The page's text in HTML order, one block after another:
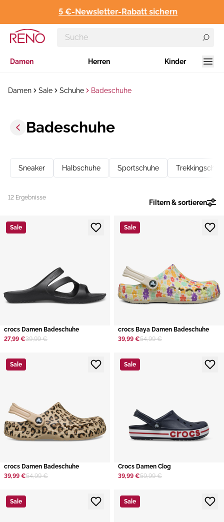
5 €-Newsletter-Rabatt sichern
Damen Herren Kinder
Damen Sale Schuhe Badeschuhe
Badeschuhe
Sneaker Halbschuhe Sportschuhe
Filtern & sortieren
12 Ergebnisse
Sale
crocs Damen Badeschuhe
27,99 €39,99 €
Sale
crocs Baya Damen Badeschuhe
39,99 €54,99 €
Sale
crocs Damen Badeschuhe
39,99 €54,99 €
Sale
​Crocs Damen Clog
39,99 €59,99 €
Sale Sale